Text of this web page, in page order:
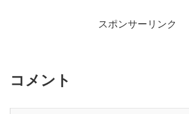
スポンサーリンク
コメント